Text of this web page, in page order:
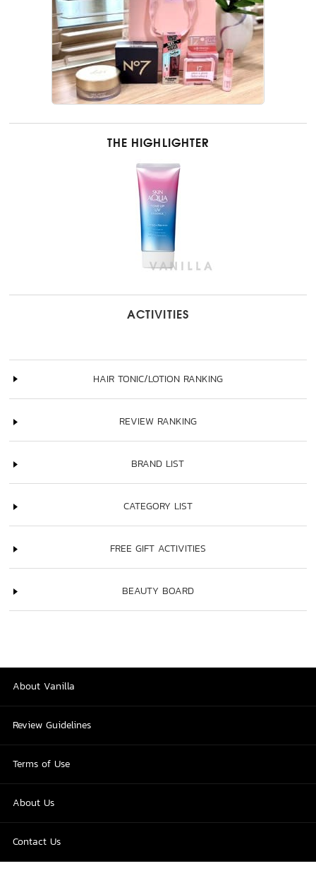
THE HIGHLIGHTER
ACTIVITIES
HAIR TONIC/LOTION RANKING
REVIEW RANKING
BRAND LIST
CATEGORY LIST
FREE GIFT ACTIVITIES
BEAUTY BOARD
About Vanilla
Review Guidelines
Terms of Use
About Us
Contact Us